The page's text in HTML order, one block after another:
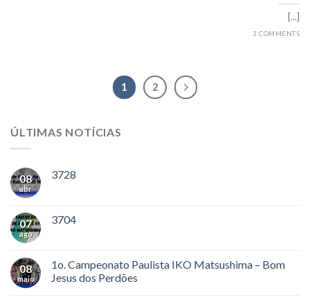
[...]
3 COMMENTS
1 2
ÚLTIMAS NOTÍCIAS
08
abr
3728
07
ago
3704
08
maio
1o. Campeonato Paulista IKO Matsushima – Bom
Jesus dos Perdões